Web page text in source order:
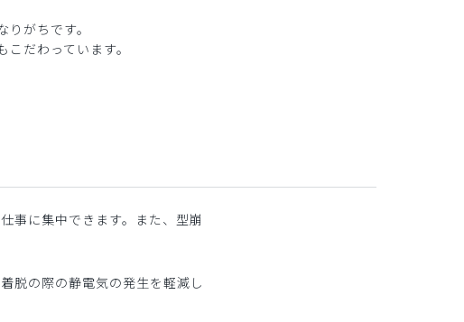
がちです。
だわっています。
事に集中できます。また、型崩
脱の際の静電気の発生を軽減し